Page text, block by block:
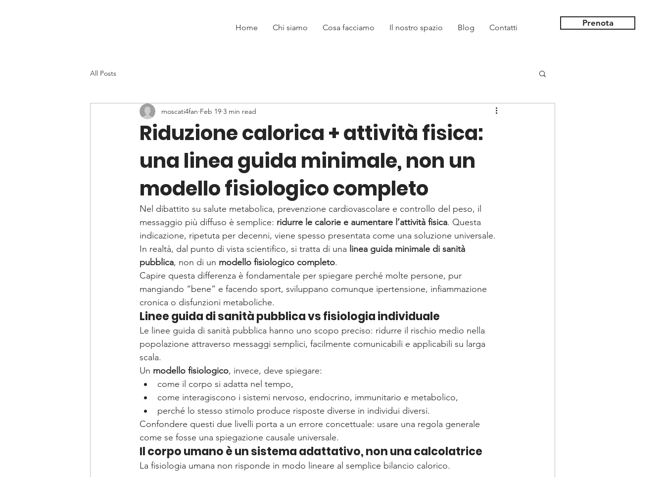
Home Chi siamo Cosa facciamo Il nostro spazio Blog Contatti Prenota
All Posts
Riduzione calorica + attività fisica:
una linea guida minimale, non un
modello fisiologico completo
moscati4fan Feb 19 3 min read
Nel dibattito su salute metabolica, prevenzione cardiovascolare e controllo del peso, il
messaggio più diffuso è semplice: ridurre le calorie e aumentare l’attività fisica. Questa
indicazione, ripetuta per decenni, viene spesso presentata come una soluzione universale.
In realtà, dal punto di vista scientifico, si tratta di una linea guida minimale di sanità
pubblica, non di un modello fisiologico completo.
Capire questa differenza è fondamentale per spiegare perché molte persone, pur
mangiando “bene” e facendo sport, sviluppano comunque ipertensione, infiammazione
cronica o disfunzioni metaboliche.
Linee guida di sanità pubblica vs fisiologia individuale
Le linee guida di sanità pubblica hanno uno scopo preciso: ridurre il rischio medio nella
popolazione attraverso messaggi semplici, facilmente comunicabili e applicabili su larga
scala.
Un modello fisiologico, invece, deve spiegare:
come il corpo si adatta nel tempo,
come interagiscono i sistemi nervoso, endocrino, immunitario e metabolico,
perché lo stesso stimolo produce risposte diverse in individui diversi.
Confondere questi due livelli porta a un errore concettuale: usare una regola generale
come se fosse una spiegazione causale universale.
Il corpo umano è un sistema adattativo, non una calcolatrice
La fisiologia umana non risponde in modo lineare al semplice bilancio calorico.